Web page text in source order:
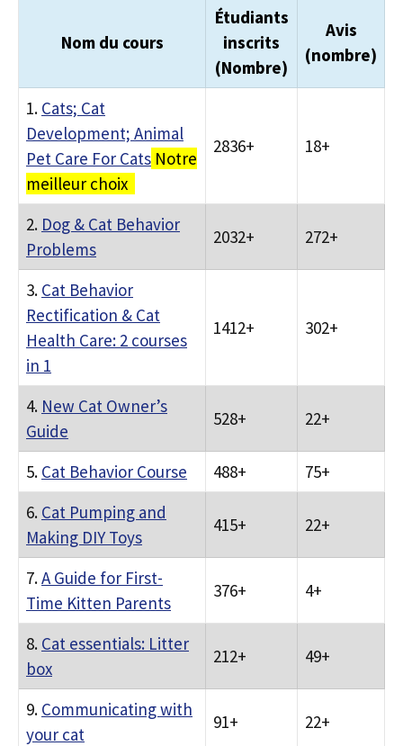
Nom du cours
Étudiants
inscrits
(Nombre)
Avis
(nombre)
1. Cats; Cat
Development; Animal
Pet Care For Cats Notre
meilleur choix
2836+ 18+
2. Dog & Cat Behavior
Problems
2032+ 272+
3. Cat Behavior
Rectification & Cat
Health Care: 2 courses
in 1
1412+ 302+
4. New Cat Owner’s
Guide
528+ 22+
5. Cat Behavior Course 488+
75+
6. Cat Pumping and
Making DIY Toys
415+ 22+
7.A Guide for First-
Time Kitten Parents
376+ 4+
8. Cat essentials: Litter
box
212+ 49+
9. Communicating with
your cat
91+ 22+